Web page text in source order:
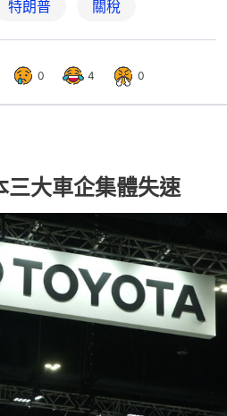
特朗普 關稅
0 4 0
大車企集體失速